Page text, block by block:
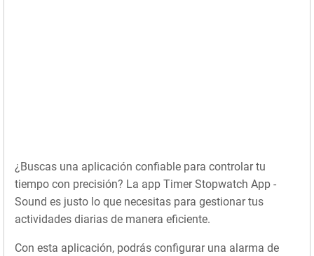
¿Buscas una aplicación confiable para controlar tu
tiempo con precisión? La app Timer Stopwatch App -
Sound es justo lo que necesitas para gestionar tus
actividades diarias de manera eficiente.
Con esta aplicación, podrás configurar una alarma de